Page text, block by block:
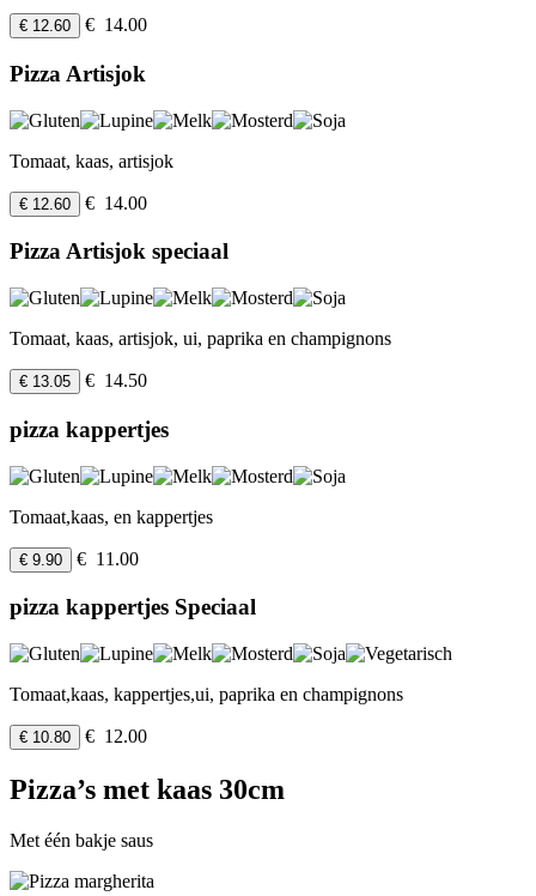
€ 12.60 € 14.00
Pizza Artisjok
Tomaat, kaas, artisjok
€ 12.60 € 14.00
Pizza Artisjok speciaal
Tomaat, kaas, artisjok, ui, paprika en champignons
€ 13.05 € 14.50
pizza kappertjes
Tomaat,kaas, en kappertjes
€ 9.90 € 11.00
pizza kappertjes Speciaal
Tomaat,kaas, kappertjes,ui, paprika en champignons
€ 10.80 € 12.00
Pizza’s met kaas 30cm
Met één bakje saus